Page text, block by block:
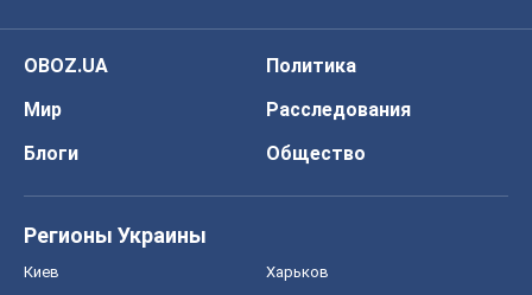
OBOZ.UA
Политика
Мир
Расследования
Блоги
Общество
Регионы Украины
Киев Харьков